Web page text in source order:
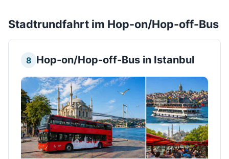
Stadtrundfahrt im Hop-on/Hop-off-Bus
8 Hop-on/Hop-off-Bus in Istanbul